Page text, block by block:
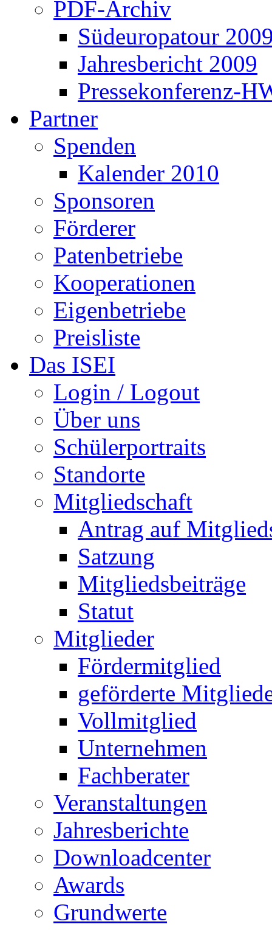
PDF-Archiv
Südeuropatour
Jahresbericht 2009
Pressekonferenz-
Partner
Spenden
Kalender 2010
Sponsoren
Förderer
Patenbetriebe
Kooperationen
Eigenbetriebe
Preisliste
Das ISEI
Login / Logout
Über uns
Schülerportraits
Standorte
Mitgliedschaft
Antrag auf
Satzung
Mitgliedsbeiträge
Statut
Mitglieder
Fördermitglied
geförderte
Vollmitglied
Unternehmen
Fachberater
Veranstaltungen
Jahresberichte
Downloadcenter
Awards
Grundwerte